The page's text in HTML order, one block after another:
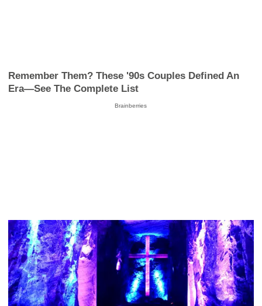
Remember Them? These '90s Couples Defined An
Era—See The Complete List
Brainberries